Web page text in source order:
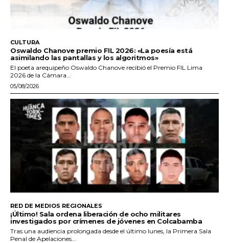
CULTURA
Oswaldo Chanove premio FIL 2026: «La poesía está
asimilando las pantallas y los algoritmos»
El poeta arequipeño Oswaldo Chanove recibió el Premio FIL Lima
2026 de la Cámara...
05/08/2026
RED DE MEDIOS REGIONALES
¡Último! Sala ordena liberación de ocho militares
investigados por crímenes de jóvenes en Colcabamba
Tras una audiencia prolongada desde el último lunes, la Primera Sala
Penal de Apelaciones...